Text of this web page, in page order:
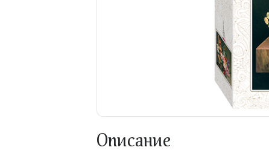
Описание